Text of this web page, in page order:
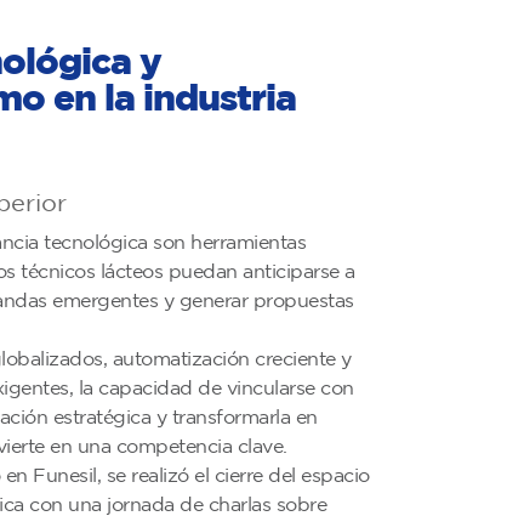
y
en la industria
tecnológica son herramientas
técnicos lácteos puedan anticiparse a
emergentes y generar propuestas
automatización creciente y
la capacidad de vincularse con
estratégica y transformarla en
en una competencia clave.
Funesil, se realizó el cierre del espacio
con una jornada de charlas sobre